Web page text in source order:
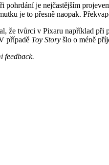
je nejčastějším
je to přesně naopak.
že tvůrci v Pixaru například při
případě Toy Story šlo o méně
feedback.